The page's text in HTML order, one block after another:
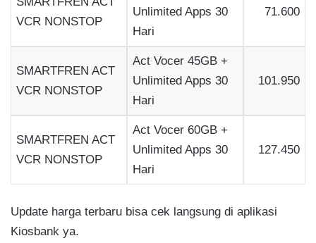
VCR NONSTOP
Unlimited Apps 30
Hari
71.600
SMARTFREN ACT
VCR NONSTOP
Act Vocer 45GB +
Unlimited Apps 30
Hari
101.950
SMARTFREN ACT
VCR NONSTOP
Act Vocer 60GB +
Unlimited Apps 30
Hari
127.450
Update harga terbaru bisa cek langsung di aplikasi
Kiosbank ya.